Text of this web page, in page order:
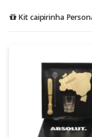
Kit caipirinha